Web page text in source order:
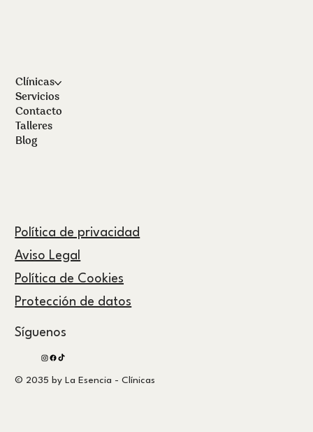
Clínicas
Servicios
Contacto
Talleres
Blog
Política de privacidad
Aviso Legal
Política de Cookies
Protección de datos
Síguenos
© 2035 by La Esencia - Clínicas